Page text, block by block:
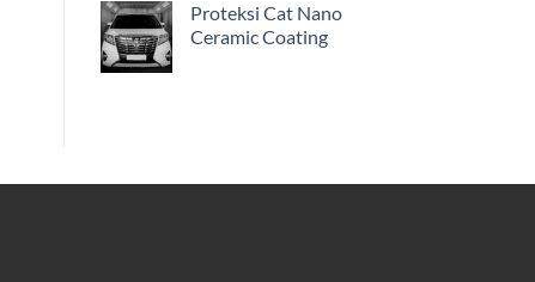
Proteksi Cat Nano
Ceramic Coating